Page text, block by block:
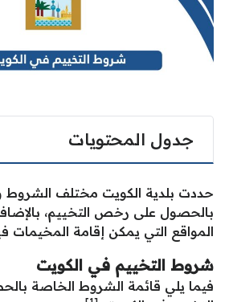
جدول المحتويات
حددت بلدية الكويت مختلف الشروط
بالحصول على رخص التخييم،
المواقع التي يمكن إقامة المخيمات
شروط التخييم في الكويت
فيما يلي قائمة الشروط الخاصة